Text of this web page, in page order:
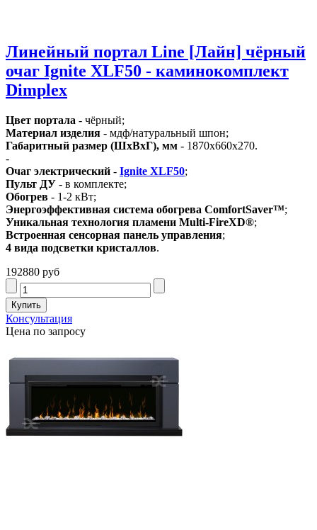
Линейный портал Line [Лайн] чёрный
очаг Ignite XLF50 - каминокомплект
Dimplex
Цвет портала - чёрный;
Материал изделия - мдф/натуральный шпон;
Габаритный размер (ШхВхГ), мм - 1870х660х270.
-
Очаг электрический - Ignite XLF50;
Пульт ДУ - в комплекте;
Обогрев - 1-2 кВт;
Энергоэффективная система обогрева ComfortSaver™;
Уникальная технология пламени Multi-FireXD®;
Встроенная сенсорная панель управления;
4 вида подсветки кристаллов.
192880 руб
Консультация
Цена по запросу